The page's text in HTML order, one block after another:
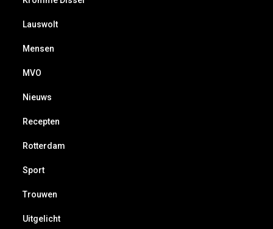
Lauswolt
Mensen
MVO
Nieuws
Recepten
Rotterdam
Sport
Trouwen
Uitgelicht